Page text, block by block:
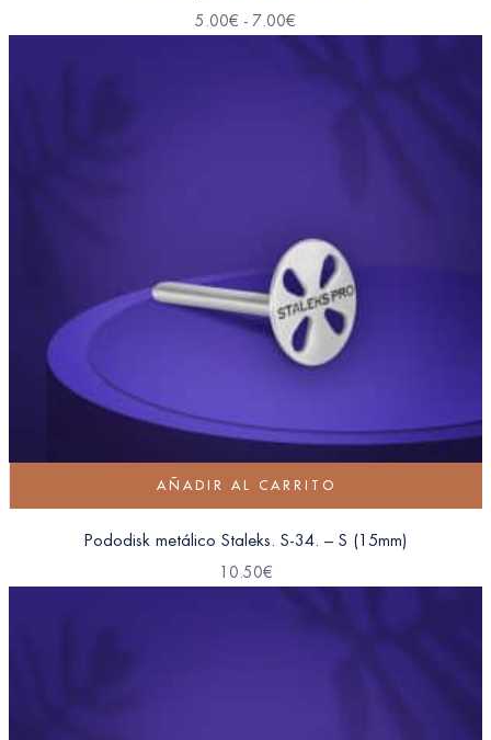
5.00€ - 7.00€
AÑADIR AL CARRITO
Pododisk metálico Staleks. S-34. – S (15mm)
10.50€